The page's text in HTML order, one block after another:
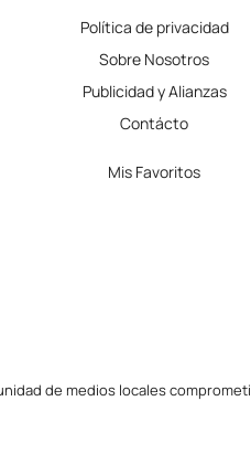
Política de privacidad
Sobre Nosotros
Publicidad y Alianzas
Contácto
Mis Favoritos
de medios locales